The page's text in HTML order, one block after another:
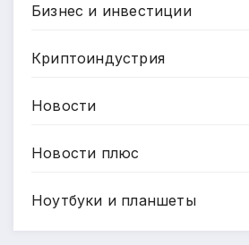
Бизнес и инвестиции
Криптоиндустрия
Новости
Новости плюс
Ноутбуки и планшеты